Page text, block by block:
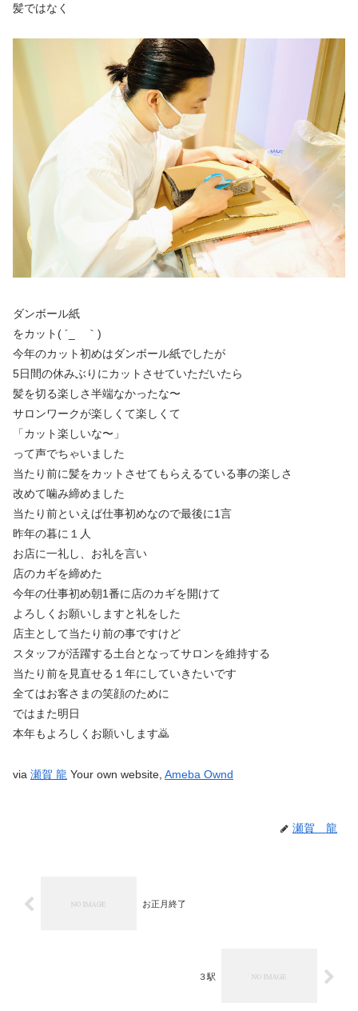
髪ではなく
ダンボール紙
をカット( ´_ゝ｀)
今年のカット初めはダンボール紙でしたが
5日間の休みぶりにカットさせていただいたら
髪を切る楽しさ半端なかったな〜
サロンワークが楽しくて楽しくて
「カット楽しいな〜」
って声でちゃいました
当たり前に髪をカットさせてもらえるている事の楽しさ
改めて噛み締めました
当たり前といえば仕事初めなので最後に1言
昨年の暮に１人
お店に一礼し、お礼を言い
店のカギを締めた
今年の仕事初め朝1番に店のカギを開けて
よろしくお願いしますと礼をした
店主として当たり前の事ですけど
スタッフが活躍する土台となってサロンを維持する
当たり前を見直せる１年にしていきたいです
全てはお客さまの笑顔のために
ではまた明日
本年もよろしくお願いします🙇
via 瀬賀 龍 Your own website, Ameba Ownd
瀬賀 龍
お正月終了
３駅